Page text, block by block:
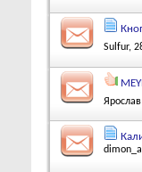
Sulfur,